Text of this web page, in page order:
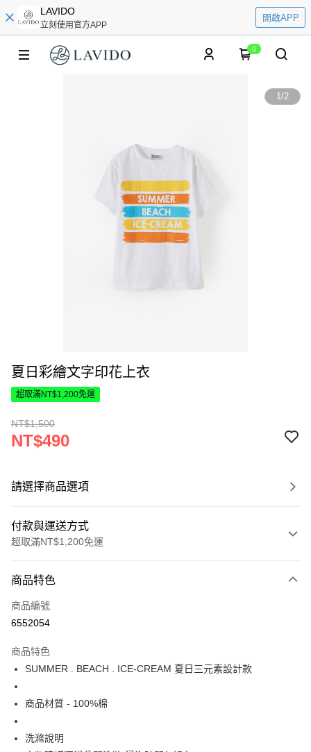
LAVIDO
立刻使用官方APP
開啟APP
0
1/2
夏日彩繪文字印花上衣
超取滿NT$1,200免運
NT$1,500
NT$490
請選擇商品選項
付款與運送方式
超取滿NT$1,200免運
信用卡一次付款
超商取貨付款
街口支付
悠遊付
相關說明
【大哥付你分期使用說明】
商品特色
商品編號
6552054
商品特色
SUMMER . BEACH . ICE-CREAM 夏日三元素設計款
商品材質 - 100%棉
洗滌說明